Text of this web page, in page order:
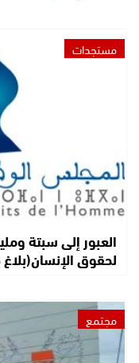
مستجدات
العبور إلى سبتة
لحقوق
مجتمع